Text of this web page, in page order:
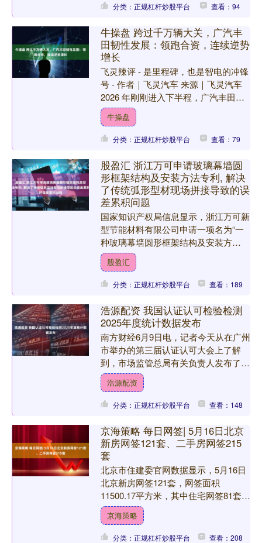
分类：正规杠杆炒股平台 查看：94
牛操盘 跨过千万辆大关，广汽丰
田韧性发展：领跑合资，连续逆势
增长
飞灵辣评 - 是里程碑，也是智电的冲锋
号 - 作者｜飞灵汽车 来源｜飞灵汽车
2026 年刚刚进入下半程，广汽丰田宣
布了两则消息，7 月 2 日迎来第
1000....
牛操盘
分类：正规杠杆炒股平台 查看：79
股盈汇 浙江万可申请玻璃幕墙圆
形框架结构及安装方法专利, 解决
了传统弧形型材现场拼接导致的误
差累积问题
国家知识产权局信息显示，浙江万可新
型节能材料有限公司申请一项名为“一
种玻璃幕墙圆形框架结构及安装方
法”的专利，公开号CN122327833A，
申请日期为2026....
股盈汇
分类：正规杠杆炒股平台 查看：189
浩源配资 我国认证认可检验检测
2025年度统计数据发布
南方财经6月9日电，记者今天从在广州
市举办的第三届认证认可大会上了解
到，市场监管总局有关负责人发布了我
国认证认可检验检测2025年度统计数
据。在质量认证领域，全....
浩源配资
分类：正规杠杆炒股平台 查看：148
京海策略 每日网签| 5月16日北京
新房网签121套、二手房网签215
套
北京市住建委官网数据显示，5月16日
北京新房网签121套，网签面积
11500.17平方米，其中住宅网签81套，
网签面积10209.24平方米；二手房网签
215套....
京海策略
分类：正规杠杆炒股平台 查看：208